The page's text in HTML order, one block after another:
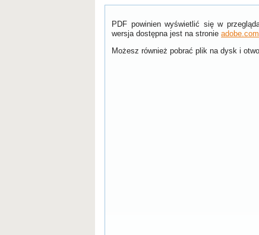
PDF powinien wyświetlić się w
wersja dostępna jest na stronie adobe.com
Możesz również pobrać plik na dysk i